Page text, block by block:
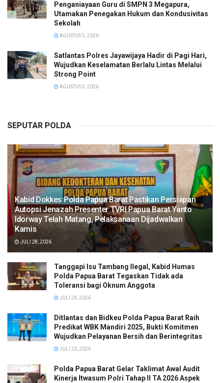
Penganiayaan Guru di SMPN 3 Megapura,
Utamakan Penegakan Hukum dan Kondusivitas
Sekolah
AGUSTUS 5, 2026
Satlantas Polres Jayawijaya Hadir di Pagi Hari,
Wujudkan Keselamatan Berlalu Lintas Melalui
Strong Point
AGUSTUS 5, 2026
SEPUTAR POLDA
Kabid Dokkes Polda Papua Barat Pastikan Persiapan
Autopsi Jenazah Presenter TVRI Papua Barat Yanto
Idorway Telah Matang, Pelaksanaan Dijadwalkan
Kamis
JULI 28, 2026
Tanggapi Isu Tambang Ilegal, Kabid Humas
Polda Papua Barat Tegaskan Tidak ada
Toleransi bagi Oknum Anggota
JULI 24, 2026
Ditlantas dan Bidkeu Polda Papua Barat Raih
Predikat WBK Mandiri 2025, Bukti Komitmen
Wujudkan Pelayanan Bersih dan Berintegritas
JULI 23, 2026
Polda Papua Barat Gelar Taklimat Awal Audit
Kinerja Itwasum Polri Tahap II TA 2026 Aspek